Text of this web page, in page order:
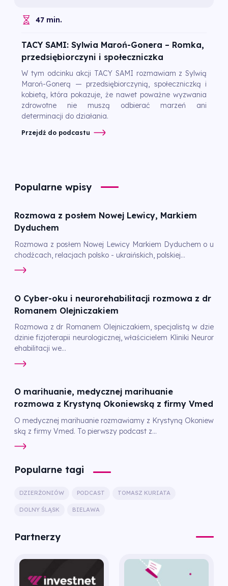
47 min.
TACY SAMI: Sylwia Maroń-Gonera – Romka,
przedsiębiorczyni i społeczniczka
W tym odcinku akcji TACY SAMI rozmawiam z Sylwią
Maroń-Gonerą — przedsiębiorczynią, społeczniczką i
kobietą, która pokazuje, że nawet poważne wyzwania
zdrowotne nie muszą odbierać marzeń ani
determinacji do działania.
Przejdź do podcastu
Popularne wpisy
Rozmowa z posłem Nowej Lewicy, Markiem
Dyduchem
Rozmowa z posłem Nowej Lewicy Markiem Dyduchem o u
chodźcach, relacjach polsko - ukraińskich, polskiej...
O Cyber-oku i neurorehabilitacji rozmowa z dr
Romanem Olejniczakiem
Rozmowa z dr Romanem Olejniczakiem, specjalistą w dzie
dzinie fizjoterapii neurologicznej, właścicielem Kliniki Neuror
ehabilitacji we...
O marihuanie, medycznej marihuanie
rozmowa z Krystyną Okoniewską z firmy Vmed
O medycznej marihuanie rozmawiamy z Krystyną Okoniew
ską z firmy Vmed. To pierwszy podcast z...
Popularne tagi
DZIERŻONIÓW PODCAST TOMASZ KURIATA
DOLNY ŚLĄSK BIELAWA
Partnerzy